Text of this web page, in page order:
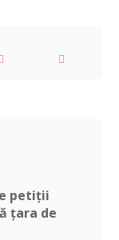
petiții
țara de